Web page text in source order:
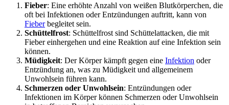
Fieber: Eine erhöhte Anzahl von weißen Blutkörperchen, die
oft bei Infektionen oder Entzündungen auftritt, kann von
Fieberbegleitet sein.
Schüttelfrost: Schüttelfrost sind Schüttelattacken, die mit
Fieber einhergehen und eine Reaktion auf eine Infektion sein
können.
Müdigkeit: Der Körper kämpft gegen eine Infektion oder
Entzündung an, was zu Müdigkeit und allgemeinem
Unwohlsein führen kann.
Schmerzen oder Unwohlsein: Entzündungen oder
Infektionen im Körper können Schmerzen oder Unwohlsein